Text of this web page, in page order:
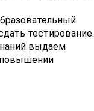
тестирование.
выдаем